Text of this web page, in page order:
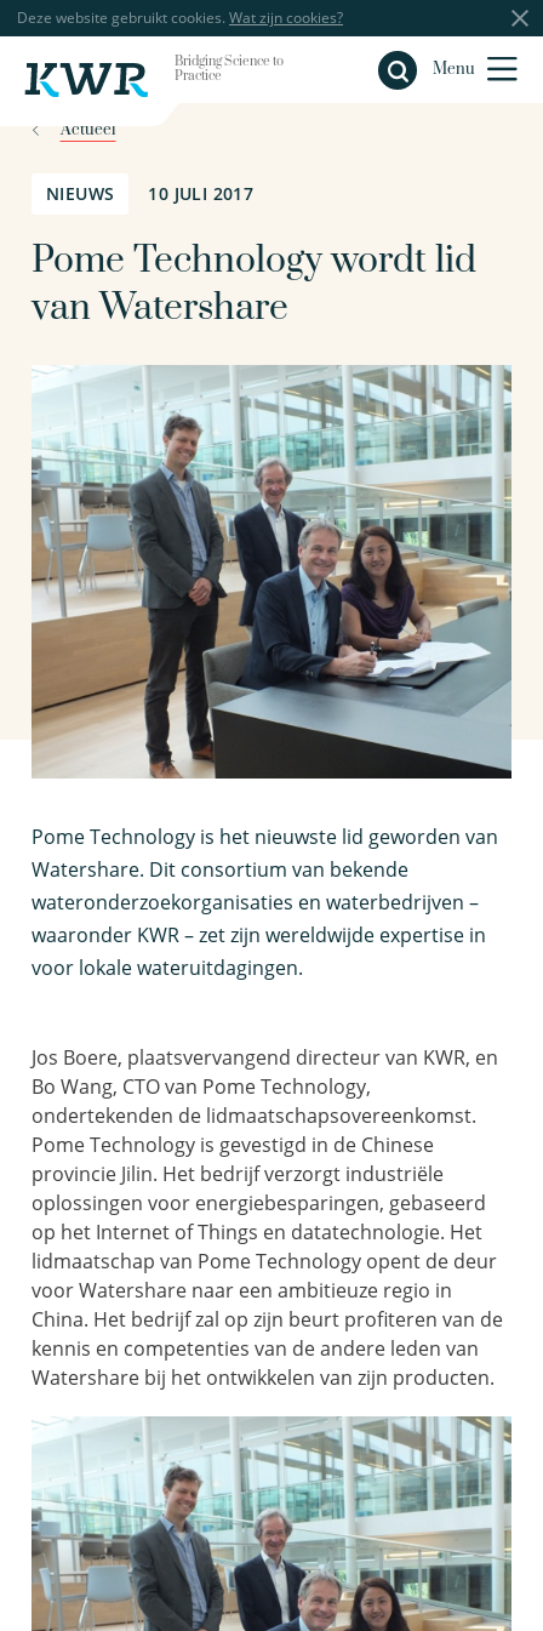
Deze website gebruikt cookies. Wat zijn cookies?
Bridging Science to
Practice
Menu
Sluiten
Actueel
NIEUWS 10 JULI 2017
Pome Technology wordt lid
van Watershare
Pome Technology is het nieuwste lid geworden van
Watershare. Dit consortium van bekende
wateronderzoekorganisaties en waterbedrijven –
waaronder KWR – zet zijn wereldwijde expertise in
voor lokale wateruitdagingen.
Jos Boere, plaatsvervangend directeur van KWR, en
Bo Wang, CTO van Pome Technology,
ondertekenden de lidmaatschapsovereenkomst.
Pome Technology is gevestigd in de Chinese
provincie Jilin. Het bedrijf verzorgt industriële
oplossingen voor energiebesparingen, gebaseerd
op het Internet of Things en datatechnologie. Het
lidmaatschap van Pome Technology opent de deur
voor Watershare naar een ambitieuze regio in
China. Het bedrijf zal op zijn beurt profiteren van de
kennis en competenties van de andere leden van
Watershare bij het ontwikkelen van zijn producten.